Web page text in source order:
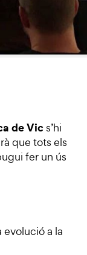
de Vic s’hi
que tots els
fer un ús
evolució a la